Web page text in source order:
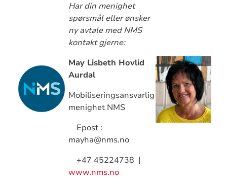
Har din menighet
spørsmål eller ønsker
ny avtale med NMS
kontakt gjerne:
May Lisbeth Hovlid
Aurdal
Mobiliseringsansvarlig
menighet NMS
Epost :
mayha@nms.no
+47 45224738 |
www.nms.no